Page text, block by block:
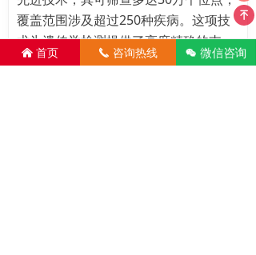
覆盖范围涉及超过250种疾病。这项技
术为遗传学检测提供了高度精确的支
持。
낀 首页 끅 咨询热线 너 微信咨询
녠